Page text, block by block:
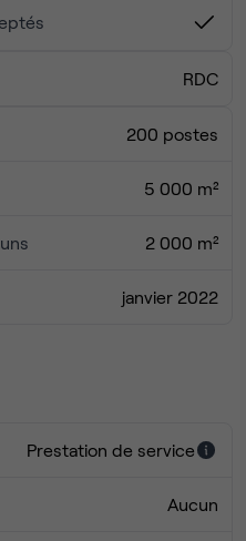
RDC
200 postes
5 000 m²
2 000 m²
janvier 2022
Prestation de service
Aucun